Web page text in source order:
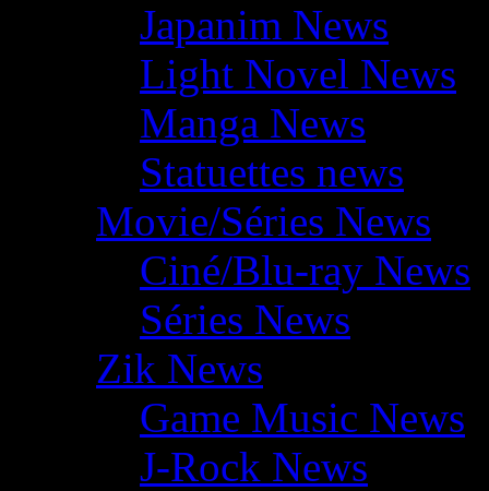
Japanim News
Light Novel News
Manga News
Statuettes news
Movie/Séries News
Ciné/Blu-ray News
Séries News
Zik News
Game Music News
J-Rock News